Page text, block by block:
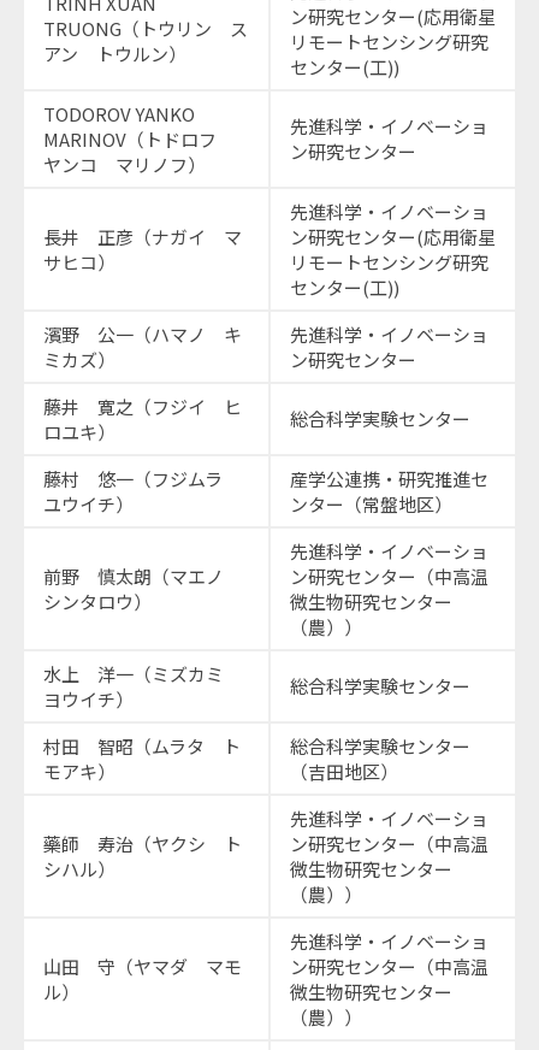
TRUONG（トウリン ス
アン トウルン）
ン研究センター(応用衛星
リモートセンシング研究
センター(工))
TODOROV YANKO
MARINOV（トドロフ
ヤンコ マリノフ）
先進科学・イノベーショ
ン研究センター
長井 正彦（ナガイ マ
サヒコ）
先進科学・イノベーショ
ン研究センター(応用衛星
リモートセンシング研究
センター(工))
濱野 公一（ハマノ キ
ミカズ）
先進科学・イノベーショ
ン研究センター
藤井 寛之（フジイ ヒ
ロユキ）
総合科学実験センター
藤村 悠一（フジムラ
ユウイチ）
産学公連携・研究推進セ
ンター（常盤地区）
前野 慎太朗（マエノ
シンタロウ）
先進科学・イノベーショ
ン研究センター（中高温
微生物研究センター
（農））
水上 洋一（ミズカミ
ヨウイチ）
総合科学実験センター
村田 智昭（ムラタ ト
モアキ）
総合科学実験センター
（吉田地区）
藥師 寿治（ヤクシ ト
シハル）
先進科学・イノベーショ
ン研究センター（中高温
微生物研究センター
（農））
山田 守（ヤマダ マモ
ル）
先進科学・イノベーショ
ン研究センター（中高温
微生物研究センター
（農））